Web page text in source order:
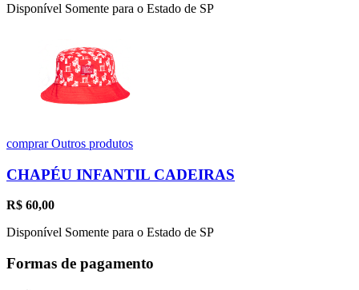
Disponível Somente para o Estado de SP
comprarOutros produtos
CHAPÉU INFANTIL CADEIRAS
R$ 60,00
Disponível Somente para o Estado de SP
Formas de pagamento